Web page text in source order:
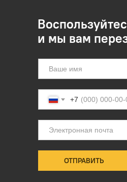
и мы вам
+7
ОТПРАВИТЬ